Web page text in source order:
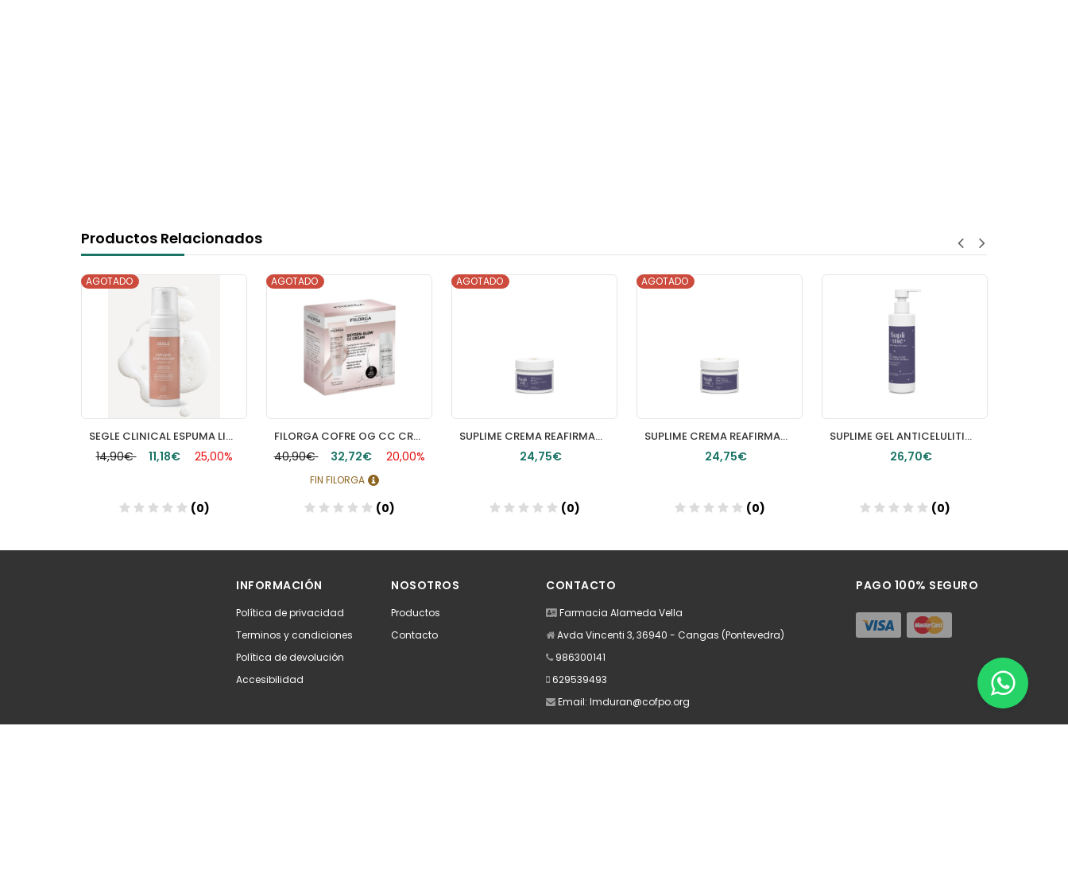
Productos Relacionados
SEGLE CLINICAL ESPUMA LIMPIADORA 1 ENVASE 150 ML
14,90€ 11,18€
AGOTADO
25,00%
(0)
FILORGA COFRE OG CC CREAM
40,90€ 32,72€
AGOTADO
20,00%
FIN FILORGA
(0)
SUPLIME CREMA REAFIRMANTE ANTIOX 50ml
24,75€
AGOTADO
(0)
SUPLIME CREMA REAFIRMANTE CARA Y CUELLO TEXTURA LIGERA 50ml
24,75€
AGOTADO
(0)
SUPLIME GEL ANTICELULITICO GLOBAL 300ml
26,70€
(0)
INFORMACIÓN
Política de privacidad
Terminos y condiciones
Política de devolución
Accesibilidad
NOSOTROS
Productos
Contacto
CONTACTO
Farmacia Alameda Vella
Avda Vincenti 3, 36940 - Cangas (Pontevedra)
986300141
629539493
Email: lmduran@cofpo.org
PAGO 100% SEGURO